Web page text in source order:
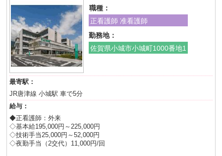
職種：
正看護師 准看護師
勤務地：
佐賀県小城市小城町1000番地1
最寄駅：
JR唐津線 小城駅 車で5分
給与：
◆正看護師：外来
◇基本給195,000円～225,000円
◇技術手当25,000円～52,000円
◇夜勤手当（2交代）11,000円/回